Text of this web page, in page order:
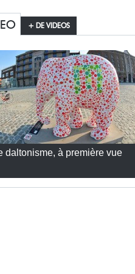
+ DE VIDEOS
daltonisme, à première vue